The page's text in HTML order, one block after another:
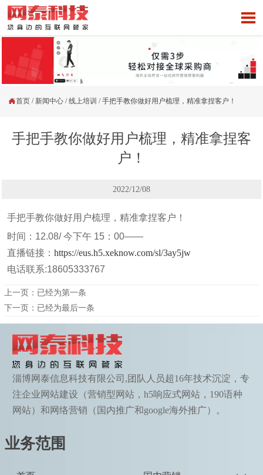

首页 / 新闻中心 /线上培训 /手把手教你做好用户梳理，精准拿捏客户！
手把手教你做好用户梳理，精准拿捏客
户！
2022/12/08
手把手教你做好用户梳理，精准拿捏客户！
时间：12.08/ 今下午 15：00——
直播链接： https://eus.h5.xeknow.com/sl/3ay5jw
电话联系:18605333767
上一页：已经为第一条
下一页：已经为最后一条
淄博网泰信息科技有限公司,团队人员超16年技术沉淀，专
注企业网站建设（营销型网站，h5响应式网站，190语种
网站）和网络营销（国内推广和google海外推广）。
业务范围